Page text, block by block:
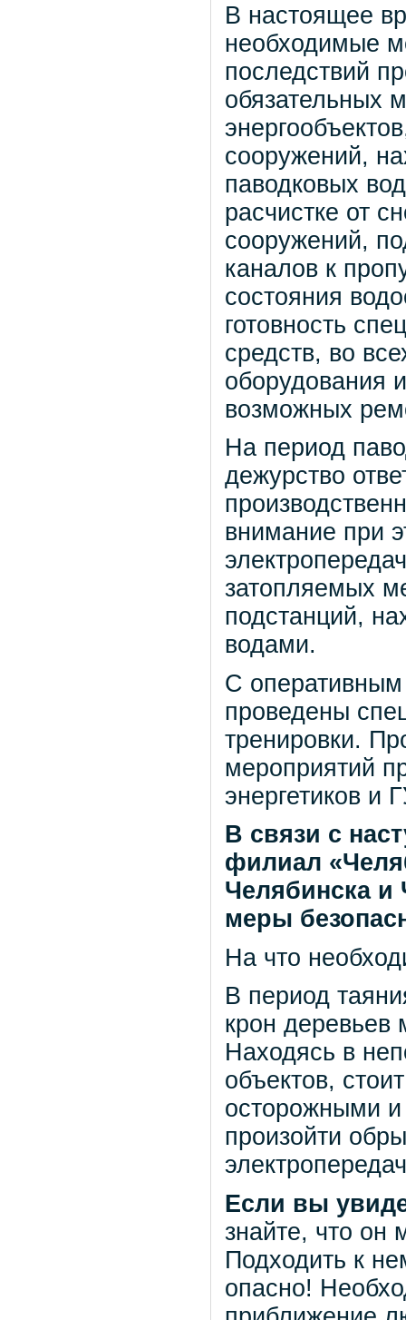
В настоящее
необходимые
последствий
обязательных
сооружений,
паводковых
расчистке от
сооружений,
каналов к
состояния
готовность
средств, во
оборудования
возможных
На период
дежурство
внимание при
затопляемых
подстанций,
водами.
С
проведены
тренировки.
мероприятий
энергетиков и
В связи с
филиал
Челябинска и
меры
На что
В период
крон деревьев
Находясь в
объектов,
осторожными и
произойти
Если вы
знайте, что он
Подходить к
опасно!